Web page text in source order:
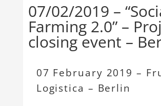
07/02/2019 –
Farming 2.0” –
closing event –
07 February 2019 –
Logistica – Berlin